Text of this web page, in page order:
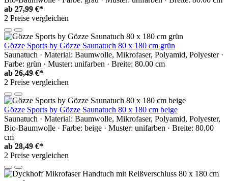
ab 27,99 €*
2 Preise vergleichen
Gözze Sports by Gözze Saunatuch 80 x 180 cm grün
Saunatuch · Material: Baumwolle, Mikrofaser, Polyamid, Polyester ·
Farbe: grün · Muster: unifarben · Breite: 80.00 cm
ab 26,49 €*
2 Preise vergleichen
Gözze Sports by Gözze Saunatuch 80 x 180 cm beige
Saunatuch · Material: Baumwolle, Mikrofaser, Polyamid, Polyester,
Bio-Baumwolle · Farbe: beige · Muster: unifarben · Breite: 80.00
cm
ab 28,49 €*
2 Preise vergleichen